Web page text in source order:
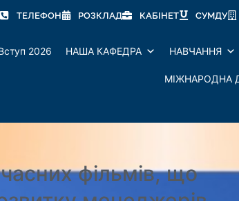
ТЕЛЕФОН РОЗКЛАД КАБІНЕТ СУМДУ
2026 НАША КАФЕДРА НАВЧАННЯ
МІЖНАРОДНА
фільмів, що